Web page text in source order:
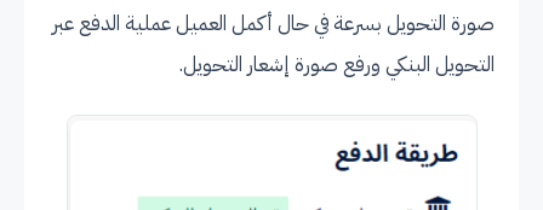
صورة التحويل بسرعة في حال أكمل العميل عملية الدفع عبر
التحويل البنكي ورفع صورة إشعار التحويل.